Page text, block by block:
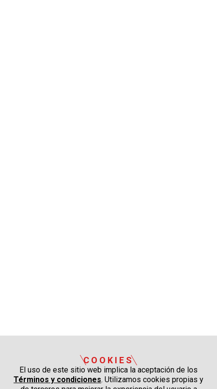
COOKIES
El uso de este sitio web implica la aceptación de los
Términos y condiciones. Utilizamos cookies propias y